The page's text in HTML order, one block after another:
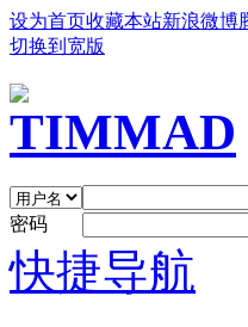
设为首页收藏本站新浪微博
切换到宽版
密码
快捷导航